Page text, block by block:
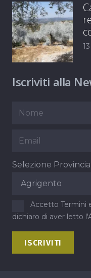
Iscriviti alla
Selezione Provincia
Accetto Termini
dichiaro di aver letto